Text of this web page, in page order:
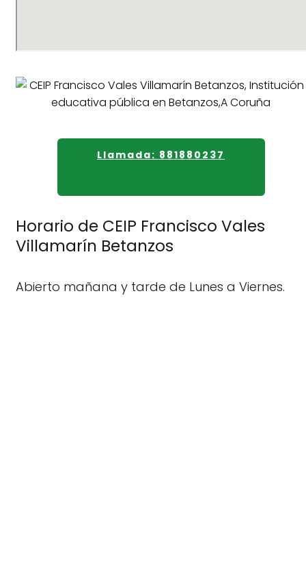
Llamada: 881880237
Horario de CEIP Francisco Vales
Villamarín Betanzos
Abierto mañana y tarde de Lunes a Viernes.